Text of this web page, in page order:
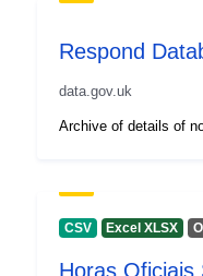
Respond
data.gov.uk
Archive of details of
CSV Excel XLSX
Horas Oficiais